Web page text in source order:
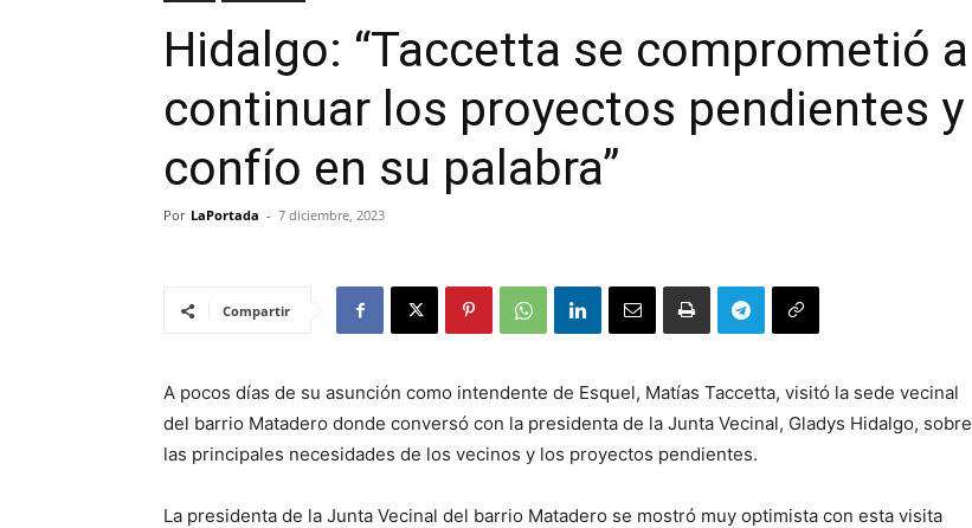
Hidalgo: “Taccetta se comprometió a
continuar los proyectos pendientes y
confío en su palabra”
Por LaPortada - 7 diciembre, 2023
Compartir
A pocos días de su asunción como intendente de Esquel, Matías Taccetta, visitó la sede vecinal
del barrio Matadero donde conversó con la presidenta de la Junta Vecinal, Gladys Hidalgo, sobre
las principales necesidades de los vecinos y los proyectos pendientes.
La presidenta de la Junta Vecinal del barrio Matadero se mostró muy optimista con esta visita